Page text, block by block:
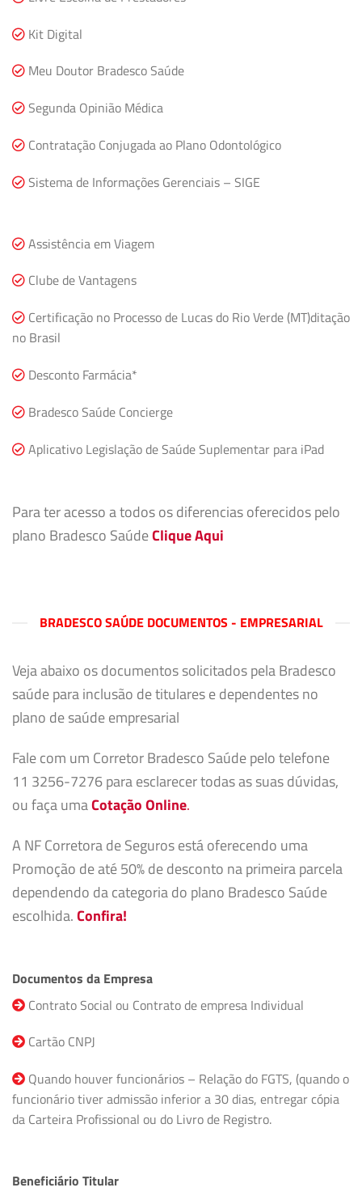
Kit Digital
Meu Doutor Bradesco Saúde
Segunda Opinião Médica
Contratação Conjugada ao Plano Odontológico
Sistema de Informações Gerenciais – SIGE
Assistência em Viagem
Clube de Vantagens
Certificação no Processo de Lucas do Rio Verde (MT)ditação
no Brasil
Desconto Farmácia*
Bradesco Saúde Concierge
Aplicativo Legislação de Saúde Suplementar para iPad
Para ter acesso a todos os diferencias oferecidos pelo
plano Bradesco SaúdeClique Aqui
BRADESCO SAÚDE DOCUMENTOS - EMPRESARIAL
Veja abaixo os documentos solicitados pela Bradesco
saúde para inclusão de titulares e dependentes no
plano de saúde empresarial
Fale com um Corretor Bradesco Saúde pelo telefone
11 3256-7276 para esclarecer todas as suas dúvidas,
ou faça umaCotação Online.
A NF Corretora de Seguros está oferecendo uma
Promoção de até 50% de desconto na primeira parcela
dependendo da categoria do plano Bradesco Saúde
escolhida.Confira!
Documentos da Empresa
Contrato Social ou Contrato de empresa Individual
Cartão CNPJ
Quando houver funcionários – Relação do FGTS, (quando o
funcionário tiver admissão inferior a 30 dias, entregar cópia
da Carteira Profissional ou do Livro de Registro.
Beneficiário Titular